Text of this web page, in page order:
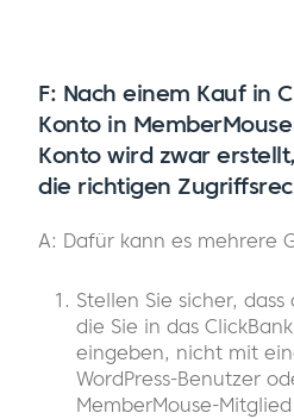
F: Nach einem Kauf in
Konto in
Konto wird zwar
die richtigen
A: Dafür kann es mehrere
Stellen Sie sicher, dass
die Sie in das
eingeben, nicht mit
WordPress-Benutzer
MemberMouse-